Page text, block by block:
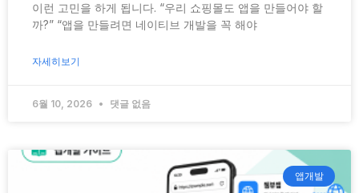
이런 고민을 하게 됩니다. “우리 쇼핑몰도 앱을 만들어야 할
까?” “앱을 만들려면 네이티브 개발을 꼭 해야
자세히보기
6월 10, 2026 댓글 없음
앱개발